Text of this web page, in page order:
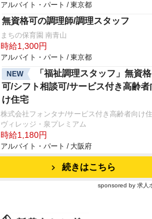
アルバイト・パート / 東京都
無資格可の調理師/調理スタッフ
まちの保育園 南青山
時給1,300円
アルバイト・パート / 東京都
NEW
「福祉調理スタッフ」無資格
可/シフト相談可/サービス付き高齢者
け住宅
株式会社フォンタナ/サービス付き高齢者向け
ヴィレッジ・泉プレミアム
時給1,180円
アルバイト・パート / 大阪府
続きはこちら
sponsored by 求人